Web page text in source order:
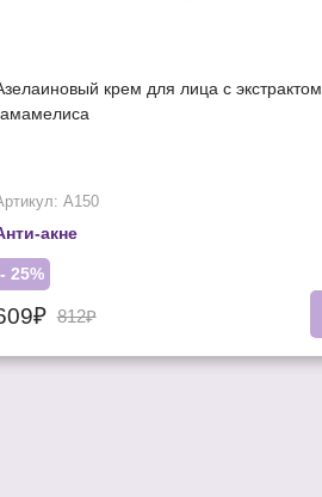
крем для лица с экстрактом
А150
акне
- 25%
812₽